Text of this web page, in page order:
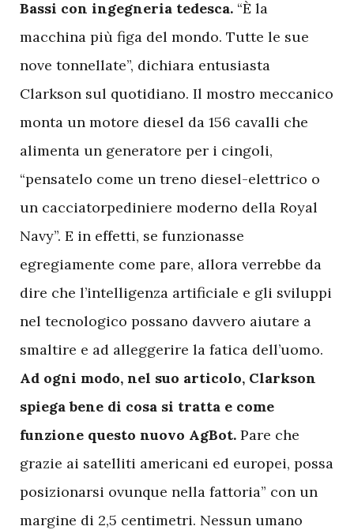
Bassi con ingegneria tedesca. “È la
macchina più figa del mondo. Tutte le sue
nove tonnellate”, dichiara entusiasta
Clarkson sul quotidiano. Il mostro meccanico
monta un motore diesel da 156 cavalli che
alimenta un generatore per i cingoli,
“pensatelo come un treno diesel-elettrico o
un cacciatorpediniere moderno della Royal
Navy”. E in effetti, se funzionasse
egregiamente come pare, allora verrebbe da
dire che l’intelligenza artificiale e gli sviluppi
nel tecnologico possano davvero aiutare a
smaltire e ad alleggerire la fatica dell’uomo.
Ad ogni modo, nel suo articolo, Clarkson
spiega bene di cosa si tratta e come
funzione questo nuovo AgBot. Pare che
grazie ai satelliti americani ed europei, possa
posizionarsi ovunque nella fattoria” con un
margine di 2,5 centimetri. Nessun umano